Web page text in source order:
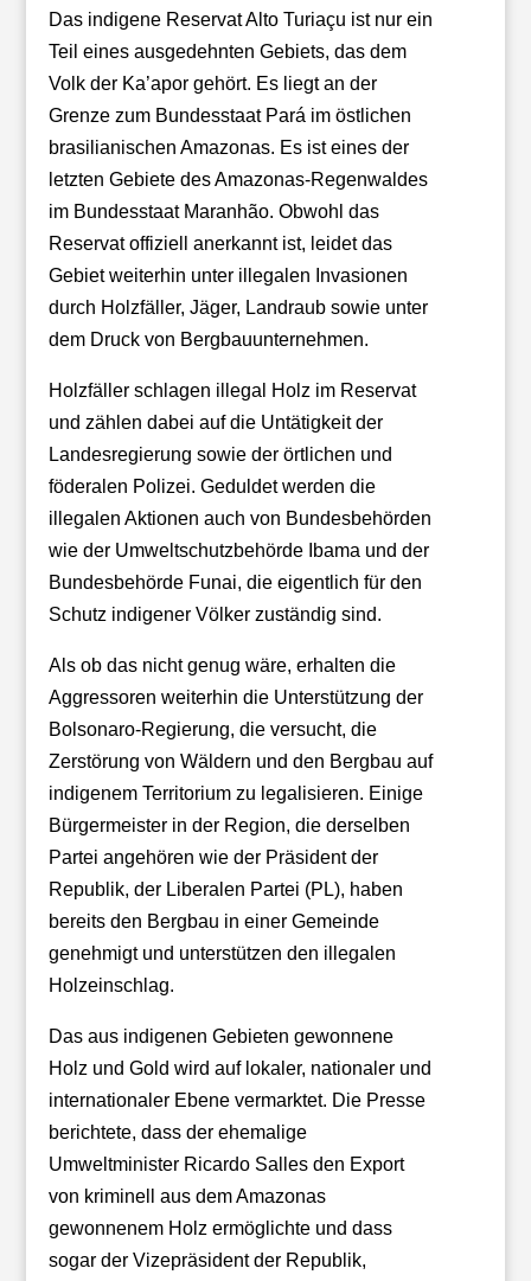
Das indigene Reservat Alto Turiaçu ist nur ein
Teil eines ausgedehnten Gebiets, das dem
Volk der Ka’apor gehört. Es liegt an der
Grenze zum Bundesstaat Pará im östlichen
brasilianischen Amazonas. Es ist eines der
letzten Gebiete des Amazonas-Regenwaldes
im Bundesstaat Maranhão. Obwohl das
Reservat offiziell anerkannt ist, leidet das
Gebiet weiterhin unter illegalen Invasionen
durch Holzfäller, Jäger, Landraub sowie unter
dem Druck von Bergbauunternehmen.
Holzfäller schlagen illegal Holz im Reservat
und zählen dabei auf die Untätigkeit der
Landesregierung sowie der örtlichen und
föderalen Polizei. Geduldet werden die
illegalen Aktionen auch von Bundesbehörden
wie der Umweltschutzbehörde Ibama und der
Bundesbehörde Funai, die eigentlich für den
Schutz indigener Völker zuständig sind.
Als ob das nicht genug wäre, erhalten die
Aggressoren weiterhin die Unterstützung der
Bolsonaro-Regierung, die versucht, die
Zerstörung von Wäldern und den Bergbau auf
indigenem Territorium zu legalisieren. Einige
Bürgermeister in der Region, die derselben
Partei angehören wie der Präsident der
Republik, der Liberalen Partei (PL), haben
bereits den Bergbau in einer Gemeinde
genehmigt und unterstützen den illegalen
Holzeinschlag.
Das aus indigenen Gebieten gewonnene
Holz und Gold wird auf lokaler, nationaler und
internationaler Ebene vermarktet. Die Presse
berichtete, dass der ehemalige
Umweltminister Ricardo Salles den Export
von kriminell aus dem Amazonas
gewonnenem Holz ermöglichte und dass
sogar der Vizepräsident der Republik,